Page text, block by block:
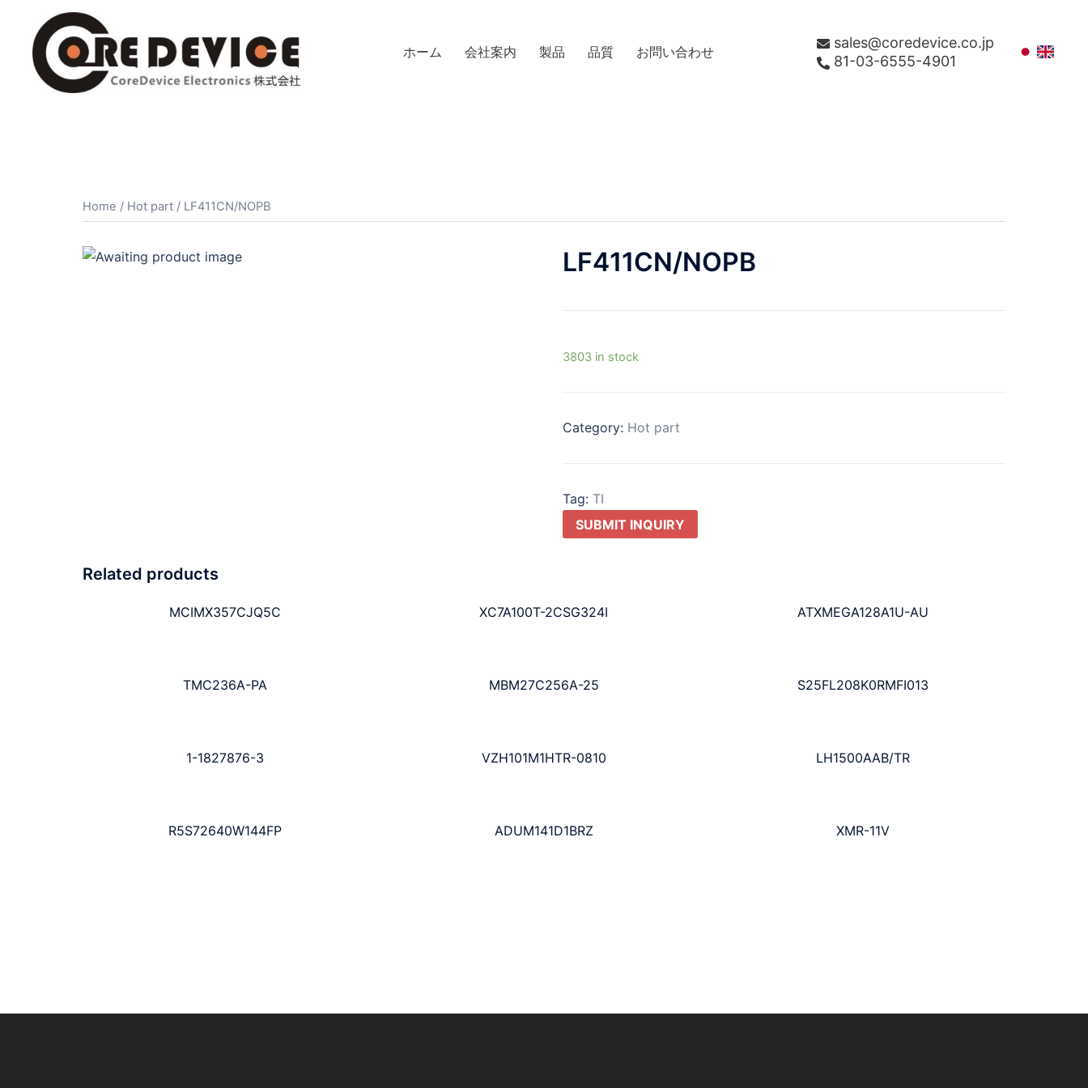
ホーム 会社案内 製品 品質 お問い合わせ
sales@coredevice.co.jp
81-03-6555-4901
Home / Hot part / LF411CN/NOPB
LF411CN/NOPB
3803 in stock
Category: Hot part
Tag: TI
SUBMIT INQUIRY
Related products
MCIMX357CJQ5C XC7A100T-2CSG324I ATXMEGA128A1U-AU
TMC236A-PA MBM27C256A-25 S25FL208K0RMFI013
1-1827876-3 VZH101M1HTR-0810 LH1500AAB/TR
R5S72640W144FP ADUM141D1BRZ XMR-11V